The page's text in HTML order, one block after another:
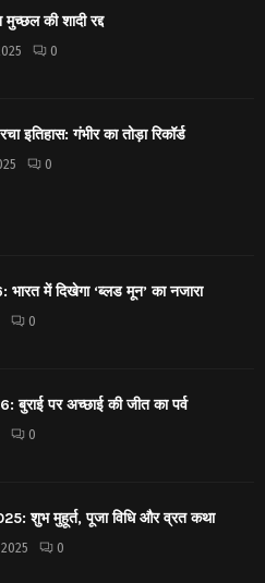
की शादी रद्द
0
इतिहास: गंभीर का तोड़ा रिकॉर्ड
0
में दिखेगा ‘ब्लड मून’ का नजारा
0
बुराई पर अच्छाई की जीत का पर्व
0
शुभ मुहूर्त, पूजा विधि और व्रत कथा
0